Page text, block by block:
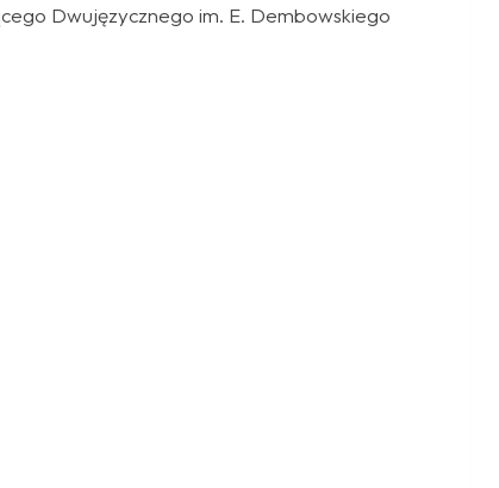
Dwujęzycznego im. E. Dembowskiego